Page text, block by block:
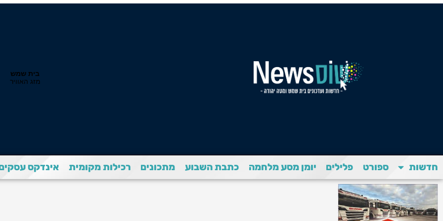
חדשות ספורט פלילים יומן מסע מלחמה כתבת השבוע מתכונים רכילות מקומית אינדקס